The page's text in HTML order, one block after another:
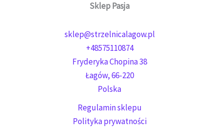
Sklep Pasja
sklep@strzelnicalagow.pl
+48575110874
Fryderyka Chopina 38
Łagów,66-220
Polska
Regulamin sklepu
Polityka prywatności